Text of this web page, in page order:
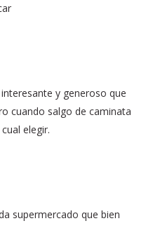
y generoso que
cuando salgo de caminata
elegir.
supermercado que bien